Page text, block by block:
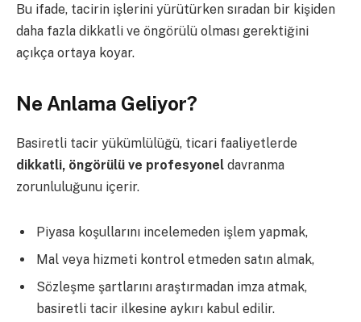
Bu ifade, tacirin işlerini yürütürken sıradan bir kişiden
daha fazla dikkatli ve öngörülü olması gerektiğini
açıkça ortaya koyar.
Ne Anlama Geliyor?
Basiretli tacir yükümlülüğü, ticari faaliyetlerde
dikkatli, öngörülü ve profesyonel davranma
zorunluluğunu içerir.
Piyasa koşullarını incelemeden işlem yapmak,
Mal veya hizmeti kontrol etmeden satın almak,
Sözleşme şartlarını araştırmadan imza atmak,
basiretli tacir ilkesine aykırı kabul edilir.